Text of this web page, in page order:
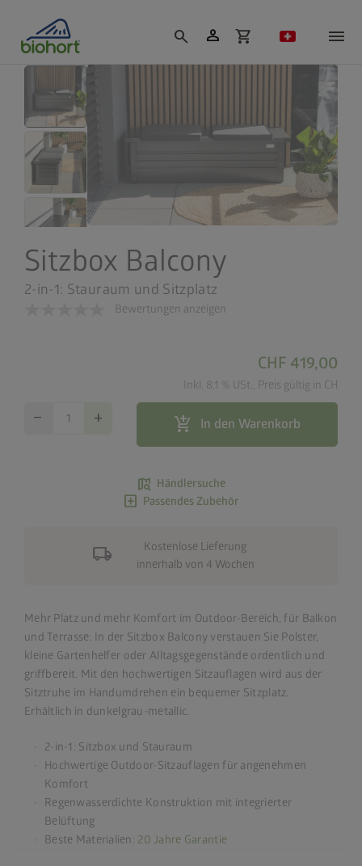
search person shopping_cart
Sitzbox Balcony
2-in-1: Stauraum und Sitzplatz
Bewertungen anzeigen
CHF 419,00
Inkl. 8,1 % USt., Preis gültig in CH
remove add add_shopping_cart In den Warenkorb
map_search Händlersuche
add_box Passendes Zubehör
local_shipping
Kostenlose Lieferung
innerhalb von 4 Wochen
Mehr Platz und mehr Komfort im Outdoor-Bereich, für Balkon
und Terrasse: In der Sitzbox Balcony verstauen Sie Polster,
kleine Gartenhelfer oder Alltagsgegenstände ordentlich und
griffbereit. Mit den hochwertigen Sitzauflagen wird aus der
Sitztruhe im Handumdrehen ein bequemer Sitzplatz.
Erhältlich in dunkelgrau-metallic.
2-in-1: Sitzbox und Stauraum
Hochwertige Outdoor-Sitzauflagen für angenehmen
Komfort
Regenwasserdichte Konstruktion mit integrierter
Belüftung
Beste Materialien: 20 Jahre Garantie